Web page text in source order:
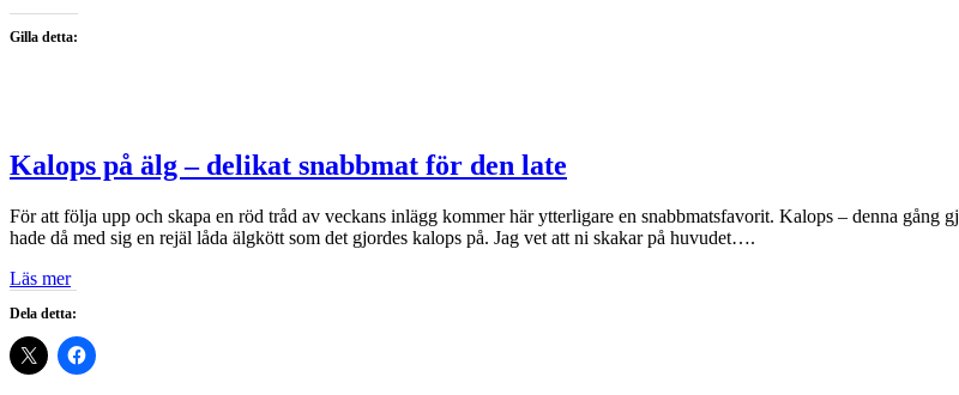
Gilla detta:
Kalops på älg – delikat snabbmat för den late
För att följa upp och skapa en röd tråd av veckans inlägg kommer här ytterligare en snabbmatsfavorit. Kalops – denna gång
hade då med sig en rejäl låda älgkött som det gjordes kalops på. Jag vet att ni skakar på huvudet….
Läs mer
Dela detta: